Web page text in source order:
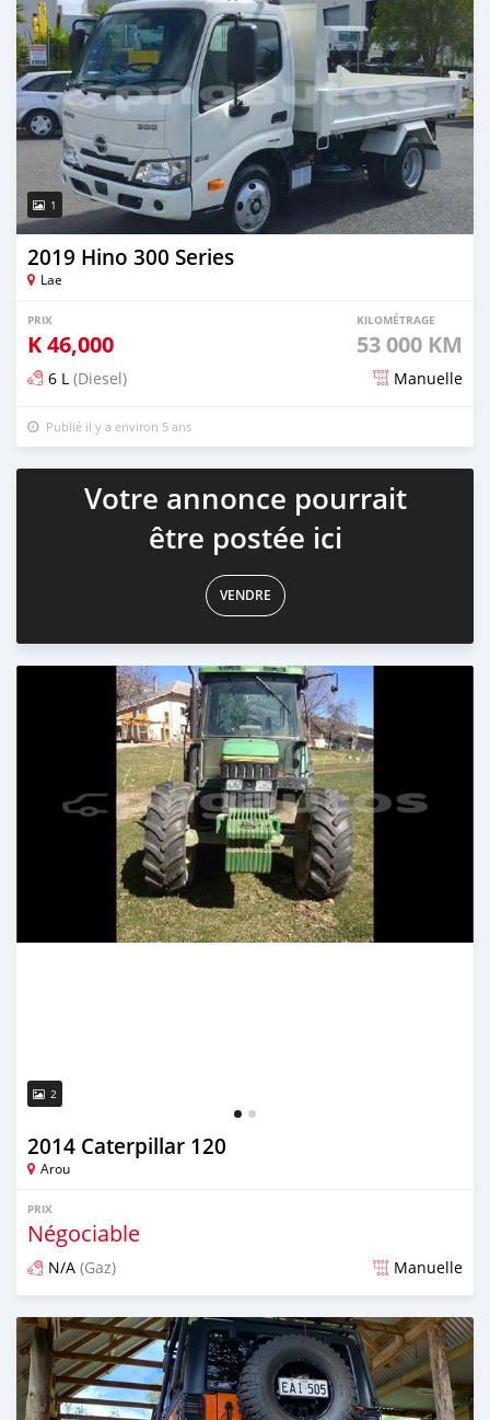
1
2019 Hino 300 Series
Lae
PRIX
K46,000
KILOMÉTRAGE
53 000 KM
6 L (Diesel) Manuelle
Publié il y a environ 5 ans
Votre annonce pourrait
être postée ici
VENDRE
2
2014 Caterpillar 120
Arou
PRIX
Négociable
N/A (Gaz) Manuelle
Publié il y a environ 5 ans